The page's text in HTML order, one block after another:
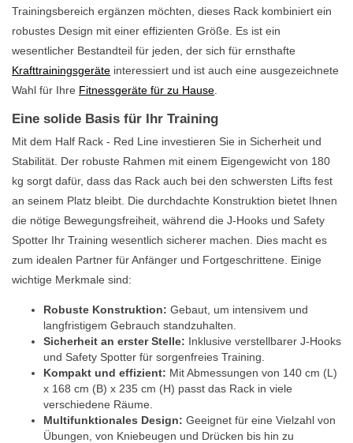
Trainingsbereich ergänzen möchten, dieses Rack kombiniert ein
robustes Design mit einer effizienten Größe. Es ist ein
wesentlicher Bestandteil für jeden, der sich für ernsthafte
Krafttrainingsgeräte interessiert und ist auch eine ausgezeichnete
Wahl für Ihre Fitnessgeräte für zu Hause
Eine solide Basis für Ihr Training
Mit dem Half Rack - Red Line investieren Sie in Sicherheit und
Stabilität. Der robuste Rahmen mit einem Eigengewicht von 180
kg sorgt dafür, dass das Rack auch bei den schwersten Lifts fest
an seinem Platz bleibt. Die durchdachte Konstruktion bietet Ihnen
die nötige Bewegungsfreiheit, während die J-Hooks und Safety
Spotter Ihr Training wesentlich sicherer machen. Dies macht es
zum idealen Partner für Anfänger und Fortgeschrittene. Einige
wichtige Merkmale sind:
Robuste Konstruktion: Gebaut, um intensivem und
langfristigem Gebrauch standzuhalten.
Sicherheit an erster Stelle: Inklusive verstellbarer J-Hooks
und Safety Spotter für sorgenfreies Training.
Kompakt und effizient: Mit Abmessungen von 140 cm (L)
x 168 cm (B) x 235 cm (H) passt das Rack in viele
verschiedene Räume.
Multifunktionales Design: Geeignet für eine Vielzahl von
Übungen, von Kniebeugen und Drücken bis hin zu